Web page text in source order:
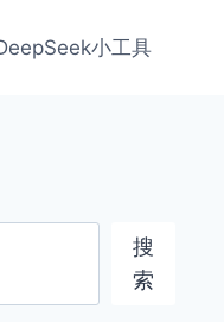
小工具
搜
索